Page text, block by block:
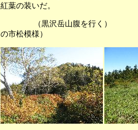
紅葉の装いだ。
（黒沢岳山腹を行
の市松模様）